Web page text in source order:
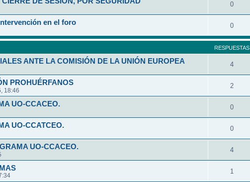
0
en el foro 0
RESPUESTAS
ANTE LA COMISIÓN DE LA UNIÓN EUROPEA 4
PROHUÉRFANOS
18:46
2
UO-CCACEO. 0
UO-CCATCEO. 0
UO-CCACEO. 4
1